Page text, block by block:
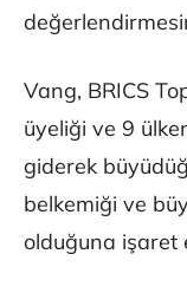
Vang, BRICS
üyeliği ve 9
giderek
belkemiği ve
olduğuna işaret